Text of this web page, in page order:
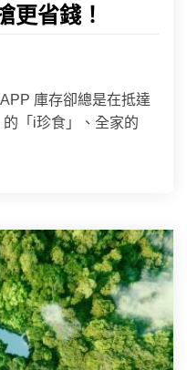
更省錢！
庫存卻總是在抵達
「i珍食」、全家的